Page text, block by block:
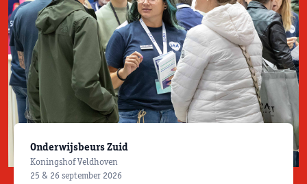
Onderwijsbeurs Zuid
Koningshof Veldhoven
25 & 26 september 2026